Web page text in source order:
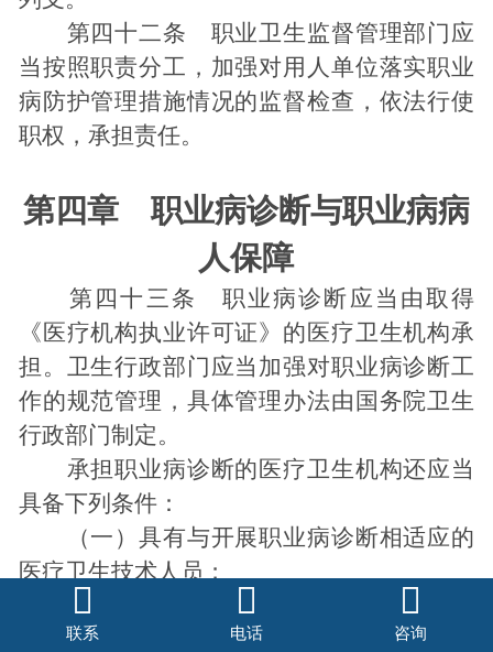
第四十二条 职业卫生监督管理部门应
当按照职责分工，加强对用人单位落实职业
病防护管理措施情况的监督检查，依法行使
职权，承担责任。
第四章 职业病诊断与职业病病
人保障
第四十三条 职业病诊断应当由取得
《医疗机构执业许可证》的医疗卫生机构承
担。卫生行政部门应当加强对职业病诊断工
作的规范管理，具体管理办法由国务院卫生
行政部门制定。
承担职业病诊断的医疗卫生机构还应当
具备下列条件：
（一）具有与开展职业病诊断相适应的
医疗卫生技术人员；
（二）具有与开展职业病诊断相适应的
仪器、设备；

联系

电话

咨询